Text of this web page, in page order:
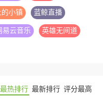
小镇 蓝鲸直播
易云音乐 英雄无间道
最热排行 最新排行 评分最高